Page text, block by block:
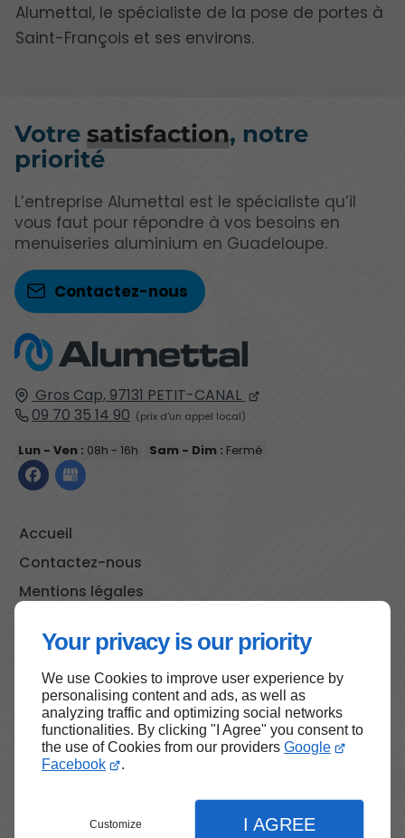
Your privacy is our priority
We use Cookies to improve user experience by
personalising content and ads, as well as
analyzing traffic and optimizing social networks
functionalities. By clicking "I Agree" you consent to
the use of Cookies from our providers Google
Facebook
.
Customize I AGREE
Alumettal, le spécialiste de la pose de portes à
Saint-François et ses environs.
Gros Cap, 97131 PETIT-CANAL
09 70 35 14 90
Lun - Ven : 08h - 16h Sam - Dim : Fermé
Accueil
Contactez-nous
Mentions légales
Votre satisfaction, notre
priorité
L’entreprise Alumettal est le spécialiste qu’il
vous faut pour répondre à vos besoins en
menuiseries aluminium en Guadeloupe.
Contactez-nous
Haut de page